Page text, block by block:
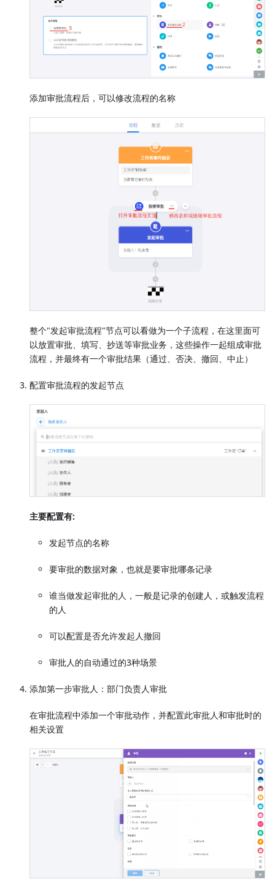
添加审批流程后，可以修改流程的名称
整个"发起审批流程"节点可以看做为一个子流程，在这里面可
以放置审批、填写、抄送等审批业务，这些操作一起组成审批
流程，并最终有一个审批结果（通过、否决、撤回、中止）
配置审批流程的发起节点
主要配置有:
发起节点的名称
要审批的数据对象，也就是要审批哪条记录
谁当做发起审批的人，一般是记录的创建人，或触发流程
的人
可以配置是否允许发起人撤回
审批人的自动通过的3种场景
添加第一步审批人：部门负责人审批
在审批流程中添加一个审批动作，并配置此审批人和审批时的
相关设置